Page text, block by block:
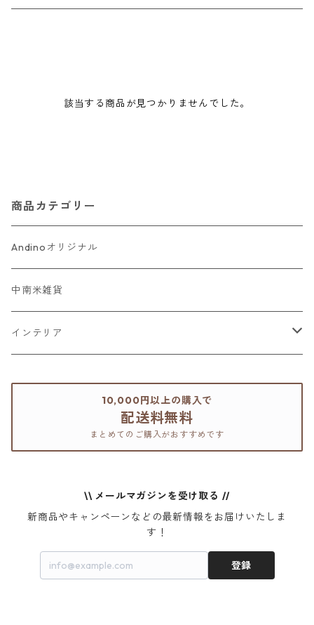
該当する商品が見つかりませんでした。
商品カテゴリー
Andinoオリジナル
中南米雑貨
インテリア
10,000円以上の購入で
配送料無料
まとめてのご購入がおすすめです
\\ メールマガジンを受け取る //
新商品やキャンペーンなどの最新情報をお届けいたしま
す！
登録